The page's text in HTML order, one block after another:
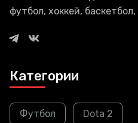
футбол, хоккей, баскетбол,
Категории
Футбол Dota 2